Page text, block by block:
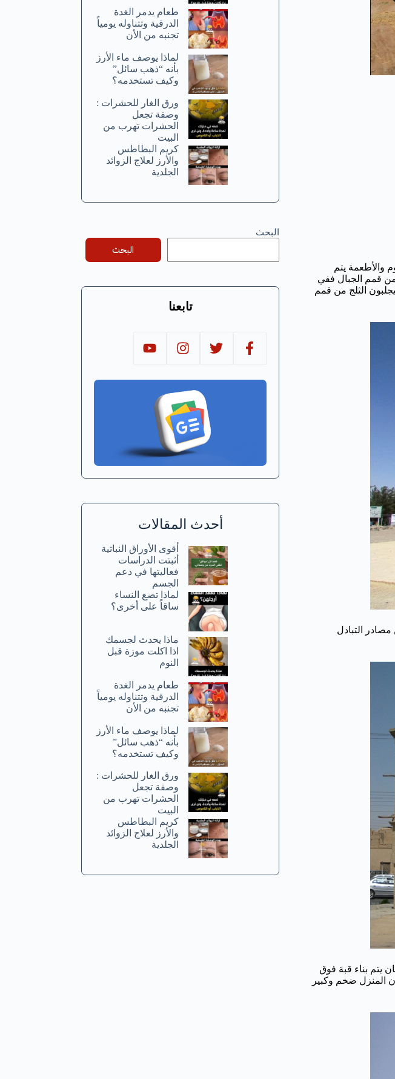
والأطعمة يتم
من قمم الجبال ففي
الثلج من قمم
التبادل
الميلاد وقد تم إستخدامها لمدة 50 سنة لاحقة وكان يتم بناء قبة فوق
المنزل ضخم وكبير
طعام يدمر الغدة
الدرقية وتتناوله يومياً
تجنبه من الأن
لماذا يوصف ماء الأرز
بأنه “ذهب سائل”
وكيف تستخدمه؟
ورق الغار للحشرات :
وصفة تجعل
الحشرات تهرب من
البيت
كريم البطاطس
والأرز لعلاج الزوائد
الجلدية
البحث
البحث
تابعنا
أحدث المقالات
أقوى الأوراق النباتية
أثبتت الدراسات
فعاليتها في دعم
الجسم
لماذا تضع النساء
ساقاً على أخرى؟
ماذا يحدث لجسمك
اذا اكلت موزة قبل
النوم
طعام يدمر الغدة
الدرقية وتتناوله يومياً
تجنبه من الأن
لماذا يوصف ماء الأرز
بأنه “ذهب سائل”
وكيف تستخدمه؟
ورق الغار للحشرات :
وصفة تجعل
الحشرات تهرب من
البيت
كريم البطاطس
والأرز لعلاج الزوائد
الجلدية